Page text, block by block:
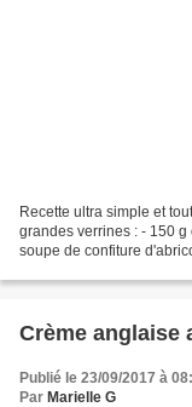
Recette ultra simple et
grandes verrines : - 150
soupe de confiture
Crème anglaise
Publié le 23/09/2017 à
Par Marielle G